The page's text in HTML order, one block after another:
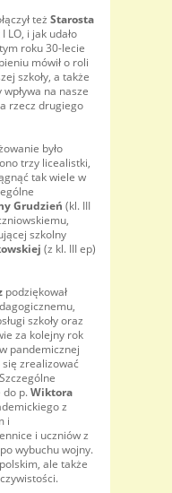
też Starosta
LO, i jak udało
roku 30-lecie
mówił o roli
szkoły, a także
na nasze
rzecz drugiego
było
trzy licealistki,
tak wiele w
Grudzień (kl. III
szkolny
(z kl. III ep)
podziękował
szkoły oraz
za kolejny rok
pandemicznej
się zrealizować
do p.Wiktora
z
i
i uczniów z
wybuchu wojny.
ale także